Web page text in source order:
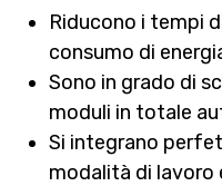
Riducono i tempi
consumo di
Sono in grado di
moduli in totale
Si integrano
modalità di lavoro